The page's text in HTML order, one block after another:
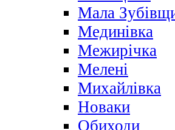
Мала
Мединівка
Межирічка
Мелені
Михайлівка
Новаки
Обиходи